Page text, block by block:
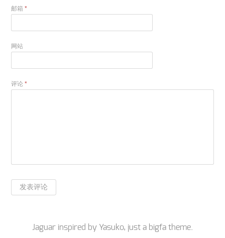
邮箱*
网站
评论*
Jaguar inspired by Yasuko, just a bigfa theme.